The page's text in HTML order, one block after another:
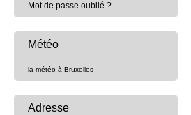
Mot de passe oublié ?
Météo
la météo à Bruxelles
Adresse